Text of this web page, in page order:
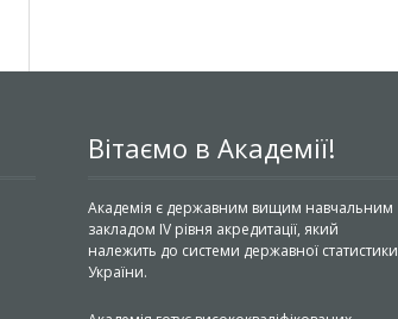
Вітаємо в Академії!
Академія є державним вищим навчальним
закладом IV рівня акредитації, який
належить до системи державної статистики
України.